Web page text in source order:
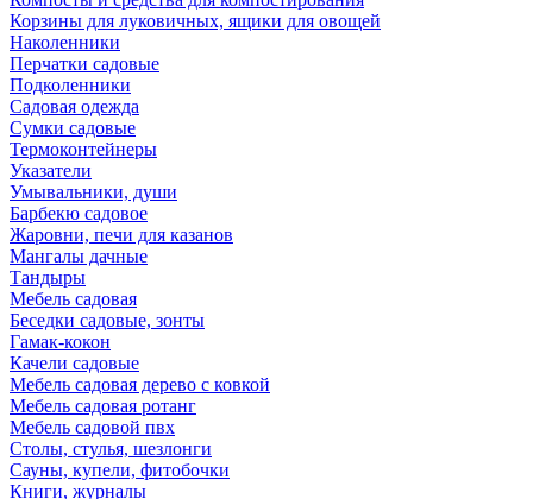
Корзины для луковичных, ящики для овощей
Наколенники
Перчатки садовые
Подколенники
Садовая одежда
Сумки садовые
Термоконтейнеры
Указатели
Умывальники, души
Барбекю садовое
Жаровни, печи для казанов
Мангалы дачные
Тандыры
Мебель садовая
Беседки садовые, зонты
Гамак-кокон
Качели садовые
Мебель садовая дерево с ковкой
Мебель садовая ротанг
Мебель садовой пвх
Столы, стулья, шезлонги
Сауны, купели, фитобочки
Книги, журналы